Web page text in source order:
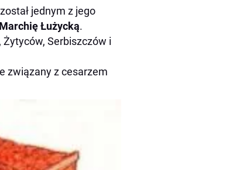
jednym z jego
Marchię Łużycką.
Serbiszczów i
związany z cesarzem